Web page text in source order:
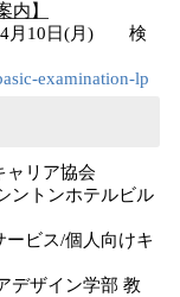
内】
:4月10日(月) 検
examination-lp
ャリア協会
ントンホテルビル
ビス/個人向けキ
デザイン学部 教